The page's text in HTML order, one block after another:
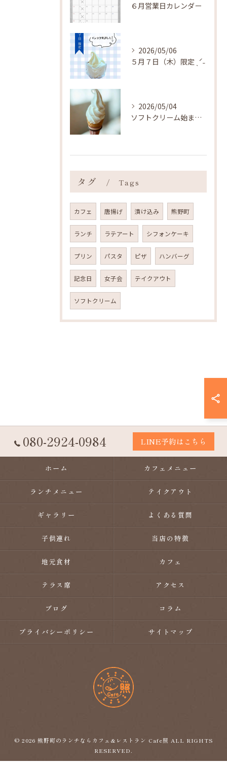
６月営業日カレンダー
2026/05/06
５月７日（木）限定 ˎˊ˗
2026/05/04
ソフトクリーム始まりました ˎˊ˗
タグ Tags
カフェ 唐揚げ 漬け込み 熊野町
ランチ ラテアート シフォンケーキ
プリン パスタ ピザ ハンバーグ
記念日 女子会 テイクアウト
ソフトクリーム
080-2924-0984 LINE予約はこちら
ホーム カフェメニュー
ランチメニュー テイクアウト
ギャラリー よくある質問
子供連れ 当店の特徴
地元食材 カフェ
テラス席 アクセス
ブログ コラム
プライバシーポリシー サイトマップ
© 2026 熊野町のランチならカフェ&レストラン Cafe照 ALL RIGHTS
RESERVED.